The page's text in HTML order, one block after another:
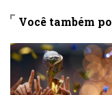
Você também